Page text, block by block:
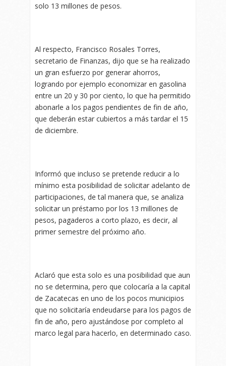
solo 13 millones de pesos.
Al respecto, Francisco Rosales Torres,
secretario de Finanzas, dijo que se ha realizado
un gran esfuerzo por generar ahorros,
logrando por ejemplo economizar en gasolina
entre un 20 y 30 por ciento, lo que ha permitido
abonarle a los pagos pendientes de fin de año,
que deberán estar cubiertos a más tardar el 15
de diciembre.
Informó que incluso se pretende reducir a lo
mínimo esta posibilidad de solicitar adelanto de
participaciones, de tal manera que, se analiza
solicitar un préstamo por los 13 millones de
pesos, pagaderos a corto plazo, es decir, al
primer semestre del próximo año.
Aclaró que esta solo es una posibilidad que aun
no se determina, pero que colocaría a la capital
de Zacatecas en uno de los pocos municipios
que no solicitaría endeudarse para los pagos de
fin de año, pero ajustándose por completo al
marco legal para hacerlo, en determinado caso.